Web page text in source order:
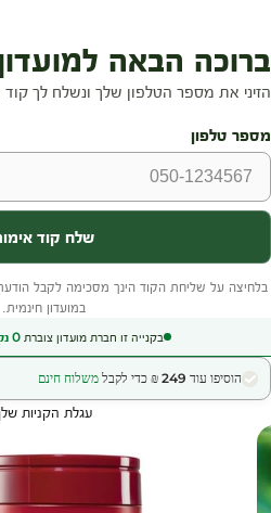
בקנייה זו חברת מועדון צוברת 0
הוסיפו עוד 249 ₪ כדי לקבל משלוח חינם
עגלת הקניות